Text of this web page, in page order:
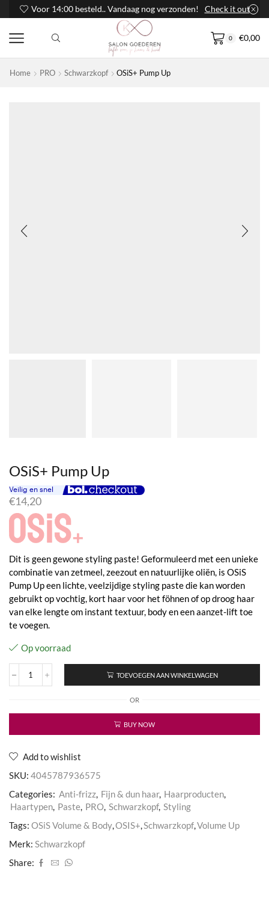
Voor 14:00 besteld.. Vandaag nog verzonden! Check it out
0 €0,00
Home PRO Schwarzkopf OSiS+ Pump Up
OSiS+ Pump Up
€14,20
Dit is geen gewone styling paste! Geformuleerd met een unieke
combinatie van zetmeel, zeezout en natuurlijke oliën, is OSiS
Pump Up een lichte, veelzijdige styling paste die kan worden
gebruikt op vochtig, kort haar voor het föhnen of op droog haar
van elke lengte om instant textuur, body en een aanzet-lift toe
te voegen.
Op voorraad
OSiS+
aantal
TOEVOEGEN AAN WINKELWAGEN
OR
BUY NOW
Add to wishlist
SKU: 4045787936575
Categories: Anti-frizz, Fijn & dun haar, Haarproducten,
Haartypen, Paste, PRO, Schwarzkopf, Styling
Tags: OSiS Volume & Body,OSIS+,Schwarzkopf,Volume Up
Merk: Schwarzkopf
Share: